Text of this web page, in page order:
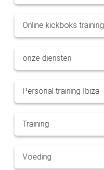
Online kickboks training
onze diensten
Personal training Ibiza
Training
Voeding